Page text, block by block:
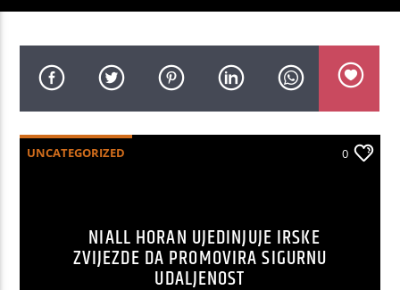
UNCATEGORIZED 0
NIALL HORAN UJEDINJUJE IRSKE
ZVIJEZDE DA PROMOVIRA SIGURNU
UDALJENOST